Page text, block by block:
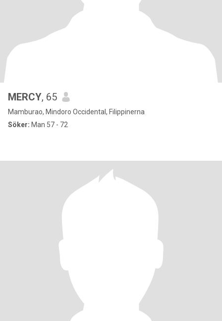
MERCY, 65
Mamburao, Mindoro Occidental, Filippinerna
Söker: Man 57 - 72